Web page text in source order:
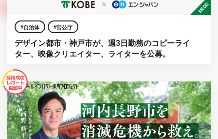
自治体 官公庁
デザイン都市・神戸市が、週3日勤務のコピーライ
ター、映像クリエイター、ライターを公募。